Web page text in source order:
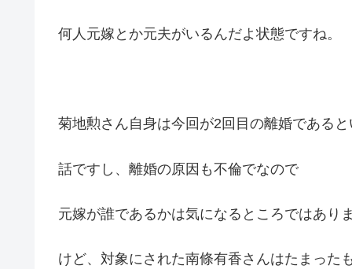
何人元嫁とか元夫がいるんだよ状態ですね。
菊地勲さん自身は今回が2回目の離婚であると
話ですし、離婚の原因も不倫でなので
元嫁が誰であるかは気になるところではあり
けど、対象にされた南條有香さんはたまった